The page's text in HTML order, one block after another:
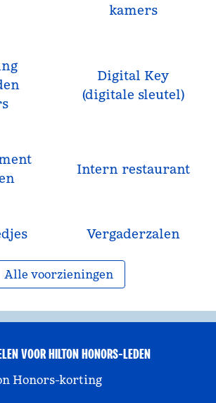
kamers
Digital Key
(digitale sleutel)
Intern restaurant
Vergaderzalen
Alle voorzieningen
VOOR HILTON HONORS-LEDEN
Honors-korting